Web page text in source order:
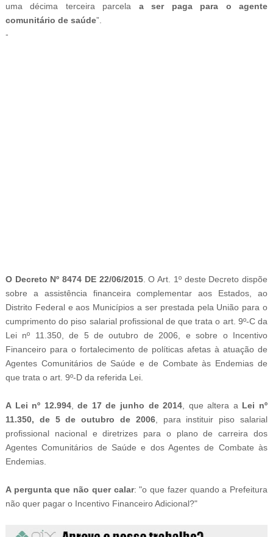
uma décima terceira parcela a ser paga para o agente
comunitário de saúde”.
-
O Decreto Nº 8474 DE 22/06/2015. O Art. 1º deste Decreto dispõe
sobre a assistência financeira complementar aos Estados, ao
Distrito Federal e aos Municípios a ser prestada pela União para o
cumprimento do piso salarial profissional de que trata o art. 9º-C da
Lei nº 11.350, de 5 de outubro de 2006, e sobre o Incentivo
Financeiro para o fortalecimento de políticas afetas à atuação de
Agentes Comunitários de Saúde e de Combate às Endemias de
que trata o art. 9º-D da referida Lei.
A Lei nº 12.994,de 17 de junho de 2014 , que altera a Lei nº
11.350, de 5 de outubro de 2006, para instituir piso salarial
profissional nacional e diretrizes para o plano de carreira dos
Agentes Comunitários de Saúde e dos Agentes de Combate às
Endemias.
A pergunta que não quer calar:"o que fazer quando a Prefeitura
não quer pagar o Incentivo Financeiro Adicional?"